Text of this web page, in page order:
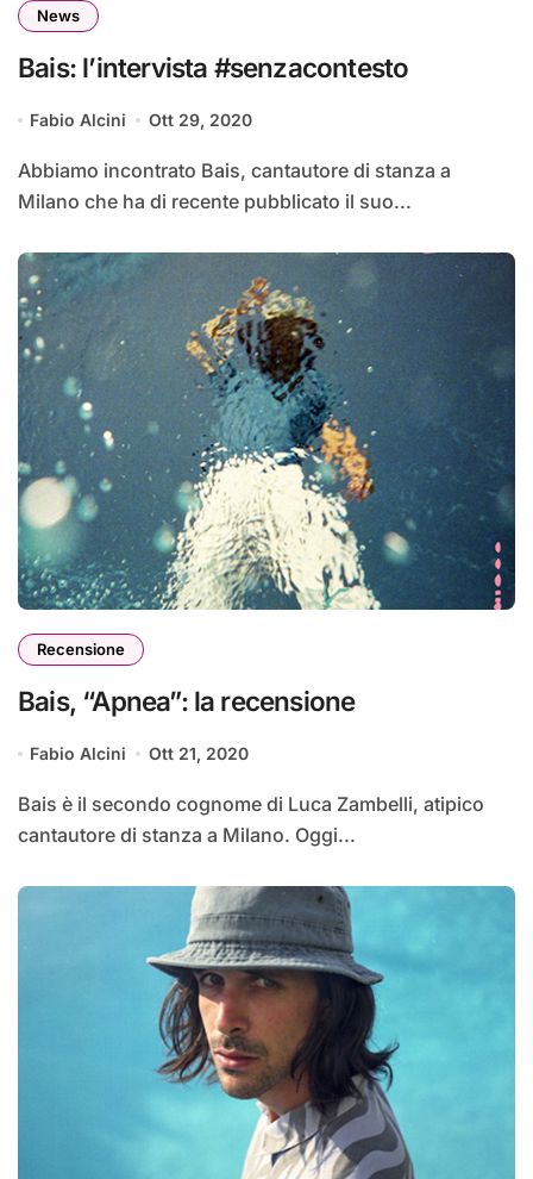
News
Bais: l’intervista #senzacontesto
Fabio Alcini Ott 29, 2020
Abbiamo incontrato Bais, cantautore di stanza a
Milano che ha di recente pubblicato il suo...
Recensione
Bais, “Apnea”: la recensione
Fabio Alcini Ott 21, 2020
Bais è il secondo cognome di Luca Zambelli, atipico
cantautore di stanza a Milano. Oggi...